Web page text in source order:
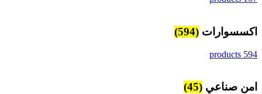
اكسسوارات (594)
594 products
امن صناعي (45)